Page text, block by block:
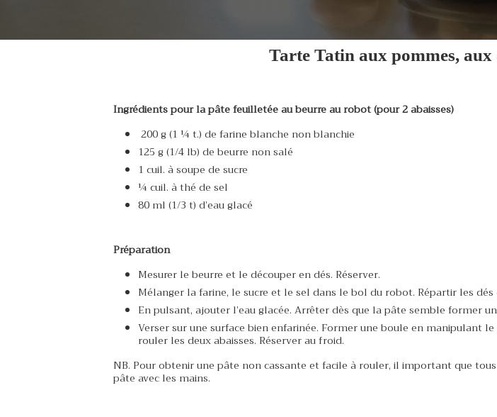
Tarte Tatin aux pommes, aux
Ingrédients pour la pâte feuilletée au beurre au robot (pour 2 abaisses)
200 g (1 ¼ t.) de farine blanche non blanchie
125 g (1/4 lb) de beurre non salé
1 cuil. à soupe de sucre
¼ cuil. à thé de sel
80 ml (1/3 t) d’eau glacé
Préparation
Mesurer le beurre et le découper en dés. Réserver.
Mélanger la farine, le sucre et le sel dans le bol du robot. Répartir les
En pulsant, ajouter l’eau glacée. Arrêter dès que la pâte semble former
Verser sur une surface bien enfarinée. Former une boule en manipulant
rouler les deux abaisses. Réserver au froid.
NB. Pour obtenir une pâte non cassante et facile à rouler, il important que
pâte avec les mains.